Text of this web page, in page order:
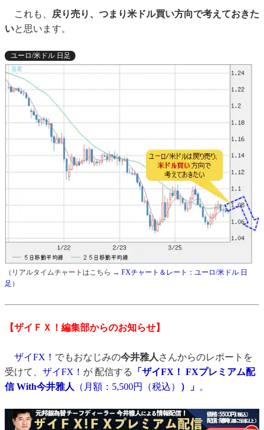
これも、 戻り売り、つまり米ドル買い方向で考えておきた
いと思います。
ユーロ/米ドル 日足
（リアルタイムチャートはこちら → FXチャート＆レート：ユーロ/米ドル 日
足 ）
【ザイＦＸ！編集部からのお知らせ】
ザイFX！ でもおなじみの今井雅人 さんからのレポートを
受けて、 ザイFX！ が 配信する
「ザイFX！ FXプレミアム配
信 With今井雅人
（月額：5,500円（税込） ）」 。